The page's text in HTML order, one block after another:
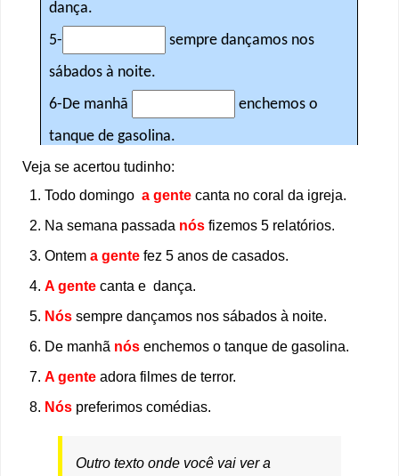
Veja se acertou tudinho:
Todo domingo a gentecanta no coral da igreja.
Na semana passada nósfizemos 5 relatórios.
Ontem a gentefez 5 anos de casados.
A gentecanta e dança.
Nóssempre dançamos nos sábados à noite.
De manhã nósenchemos o tanque de gasolina.
A genteadora filmes de terror.
Nóspreferimos comédias.
Outro texto onde você vai ver a